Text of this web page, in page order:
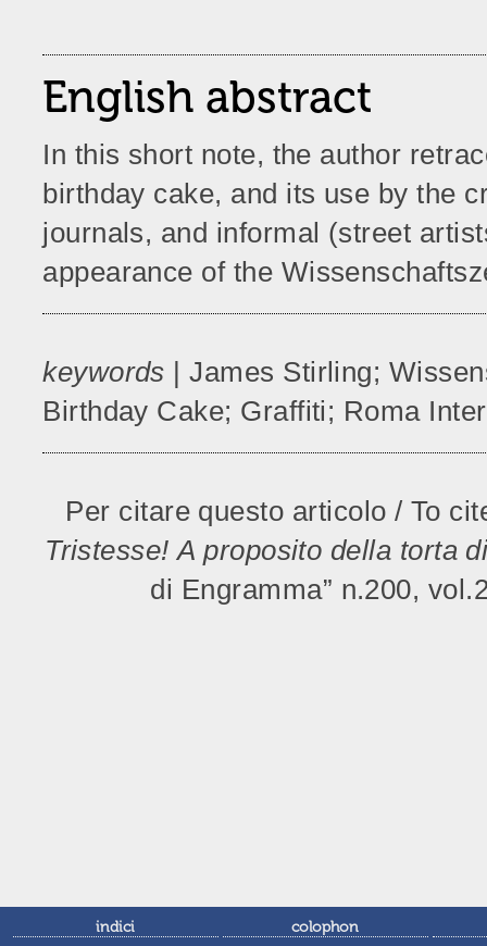
English abstract
In this short note, the author
birthday cake, and its use by the
journals, and informal (street
appearance of the
keywords | James Stirling;
Birthday Cake; Graffiti; Roma
Per citare questo articolo / To
Tristesse! A proposito della torta
di Engramma” n.200,
indici
colophon